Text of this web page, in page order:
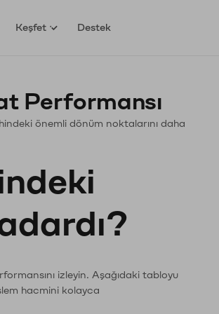
Keşfet Destek
Performansı
önemli dönüm noktalarını daha
izleyin. Aşağıdaki tabloyu
hacmini kolayca